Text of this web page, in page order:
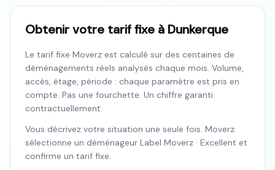
Obtenir votre tarif fixe à Dunkerque
Le tarif fixe Moverz est calculé sur des centaines de
déménagements réels analysés chaque mois. Volume,
accès, étage, période : chaque paramètre est pris en
compte. Pas une fourchette. Un chiffre garanti
contractuellement.
Vous décrivez votre situation une seule fois. Moverz
sélectionne un déménageur Label Moverz · Excellent et
confirme un tarif fixe.